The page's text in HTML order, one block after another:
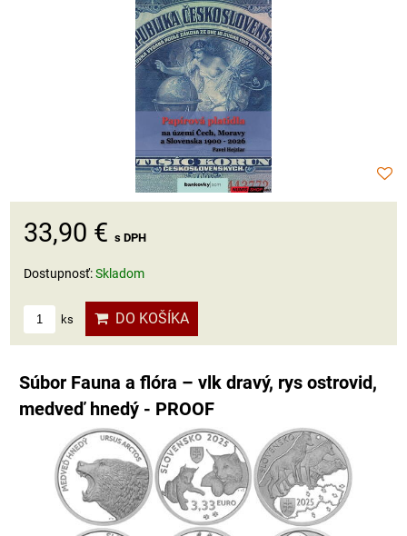
33,90 € s DPH
Dostupnosť:Skladom
ks DO KOŠÍKA
Súbor Fauna a flóra – vlk dravý, rys ostrovid,
medveď hnedý - PROOF